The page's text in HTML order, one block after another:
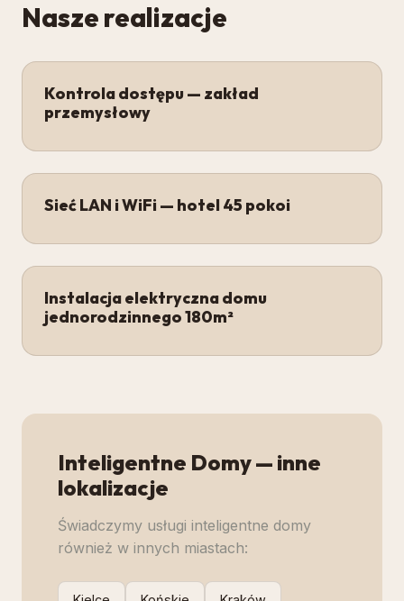
Nasze realizacje
Kontrola dostępu — zakład
przemysłowy
Sieć LAN i WiFi — hotel 45 pokoi
Instalacja elektryczna domu
jednorodzinnego 180m²
Inteligentne Domy— inne
lokalizacje
Świadczymy usługi inteligentne domy
również w innych miastach: